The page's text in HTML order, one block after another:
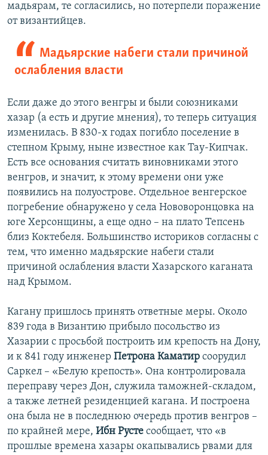
мадьярам, те согласились, но потерпели поражение
от византийцев.
Мадьярские набеги стали причиной
ослабления власти
Если даже до этого венгры и были союзниками
хазар (а есть и другие мнения), то теперь ситуация
изменилась. В 830-х годах погибло поселение в
степном Крыму, ныне известное как Тау-Кипчак.
Есть все основания считать виновниками этого
венгров, и значит, к этому времени они уже
появились на полуострове. Отдельное венгерское
погребение обнаружено у села Нововоронцовка на
юге Херсонщины, а еще одно – на плато Тепсень
близ Коктебеля. Большинство историков согласны с
тем, что именно мадьярские набеги стали
причиной ослабления власти Хазарского каганата
над Крымом.
Кагану пришлось принять ответные меры. Около
839 года в Византию прибыло посольство из
Хазарии с просьбой построить им крепость на Дону,
и к 841 году инженер Петрона Каматир соорудил
Саркел – «Белую крепость». Она контролировала
переправу через Дон, служила таможней-складом,
а также летней резиденцией кагана. И построена
она была не в последнюю очередь против венгров –
по крайней мере, Ибн Русте сообщает, что «в
прошлые времена хазары окапывались рвами для